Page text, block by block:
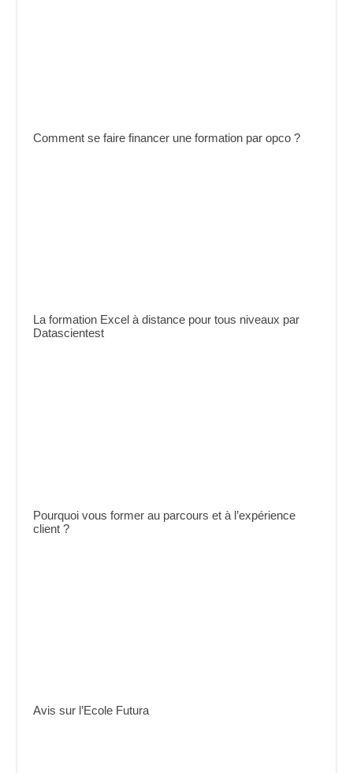
Comment se faire financer une formation par opco ?
La formation Excel à distance pour tous niveaux par
Datascientest
Pourquoi vous former au parcours et à l’expérience
client ?
Avis sur l’Ecole Futura